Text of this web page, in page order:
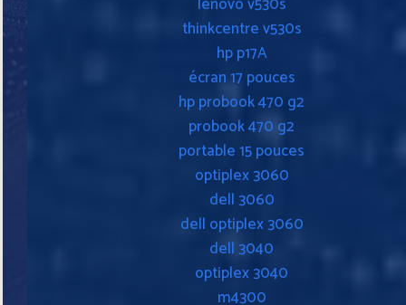
thinkcentre v530s
hp p17A
écran 17 pouces
hp probook 470 g2
probook 470 g2
portable 15 pouces
optiplex 3060
dell 3060
dell optiplex 3060
dell 3040
optiplex 3040
m4300